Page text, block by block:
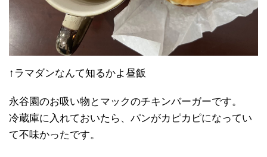
↑ラマダンなんて知るかよ昼飯
永谷園のお吸い物とマックのチキンバーガーです。
冷蔵庫に入れておいたら、パンがカピカピになってい
て不味かったです。